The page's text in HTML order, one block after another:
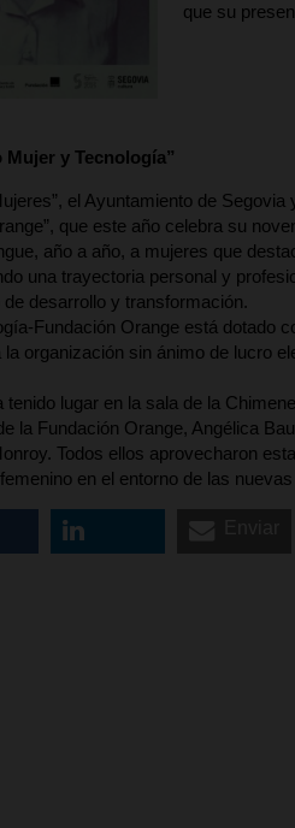
que su
Mujer y Tecnología”
el Ayuntamiento de
que este año celebra su
año a año, a mujeres que
una trayectoria personal y
desarrollo y transformación.
Fundación Orange está dotado
organización sin ánimo de lucro
tenido lugar en la sala de la
la Fundación Orange, Angélica
Todos ellos aprovecharon
en el entorno de las